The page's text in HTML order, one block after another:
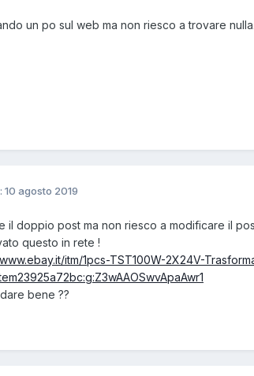
un po sul web ma non riesco a trovare
10 agosto 2019
il doppio post ma non riesco a modificare il
questo in rete !
itm/1pcs-TST100W-2X24V-
bene ??